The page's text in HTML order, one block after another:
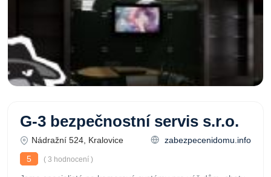
G-3 bezpečnostní servis s.r.o.
Nádražní 524, Kralovice
zabezpecenidomu.info
5
( 3 hodnocení )